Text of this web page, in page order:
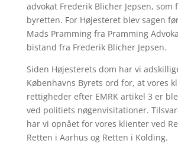
advokat Frederik Blicher Jepsen, som
byretten. For Højesteret blev sagen
Mads Pramming fra Pramming
bistand fra Frederik Blicher Jepsen.
Siden Højesterets dom har vi
Københavns Byrets ord for, at vores
rettigheder efter EMRK artikel 3 er
ved politiets nøgenvisitationer.
har vi opnået for vores klienter ved
Retten i Aarhus og Retten i Kolding.